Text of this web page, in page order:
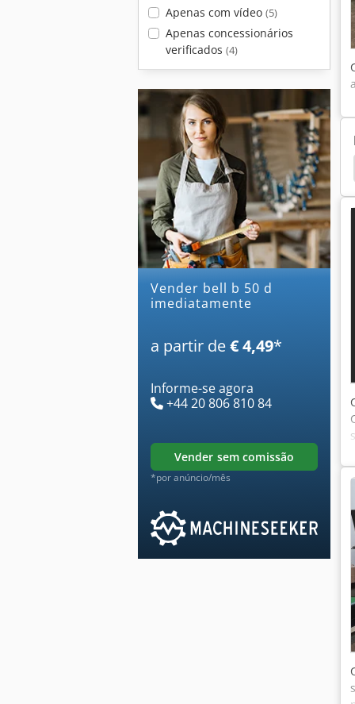
Apenas com vídeo (5)
Apenas concessionários
verificados (4)
Vender bell b 50 d
imediatamente
a partir de€ 4,49*
Informe-se agora
+44 20 806 810 84
vender sem comissão
*por anúncio/mês
Caterpillar 225 Caterpillar 216